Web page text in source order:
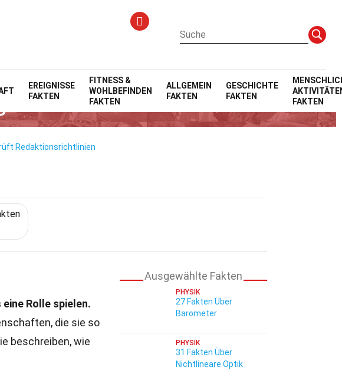
EREIGNISSE
FAKTEN
FITNESS &
WOHLBEFINDEN
FAKTEN
ALLGEMEIN
FAKTEN
GESCHICHTE
FAKTEN
FAKTEN
Fakten
Redaktionsrichtlinien
Rolle spielen.
die sie so
beschreiben, wie
Ausgewählte Fakten
PHYSIK
27 Fakten Über
Barometer
PHYSIK
31 Fakten Über
Nichtlineare Optik